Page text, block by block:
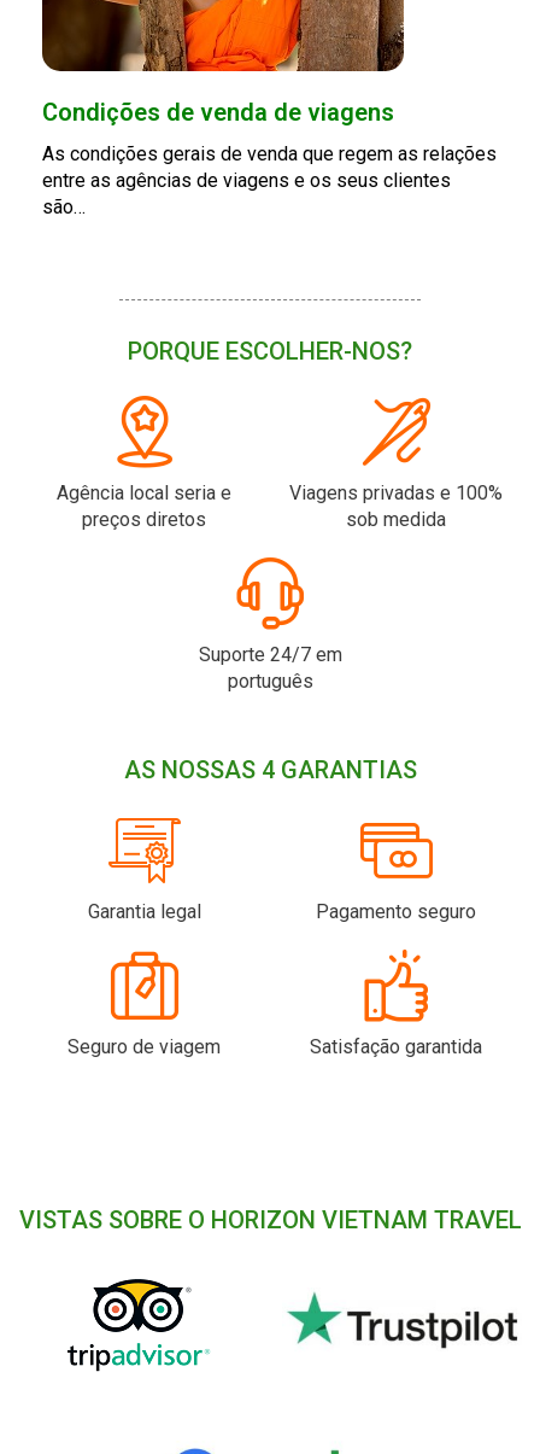
Condições de venda de viagens
As condições gerais de venda que regem as relações
entre as agências de viagens e os seus clientes
são…
PORQUE ESCOLHER-NOS?
Agência local seria e
preços diretos
Viagens privadas e 100%
sob medida
Suporte 24/7 em
português
AS NOSSAS 4 GARANTIAS
Garantia legal Pagamento seguro
Seguro de viagem Satisfação garantida
VISTAS SOBRE O HORIZON VIETNAM TRAVEL